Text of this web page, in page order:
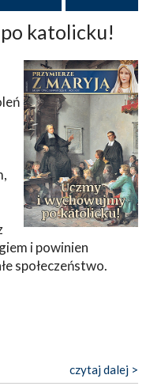
katolicku!
i powinien
społeczeństwo.
czytaj dalej >